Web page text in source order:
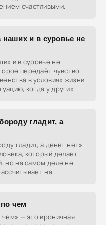
счастливыми.
и в суровье не
и в суровье не
передаёт чувство
в условиях жизни
когда у других
гладит, а
гладит, а денег нет»
который делает
но на самом деле не
на
чем
чем» — это ироничная